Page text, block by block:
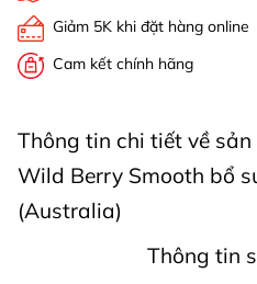
Giảm 5K khi đặt hàng online
Cam kết chính hãng
Thông tin chi tiết về
Wild Berry Smooth bổ
(Australia)
Thông tin